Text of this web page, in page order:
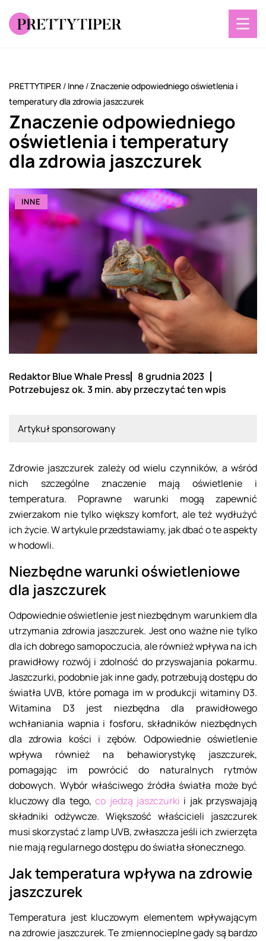
PRETTYTIPER / Inne /Znaczenie odpowiedniego oświetlenia i
temperatury dla zdrowia jaszczurek
Znaczenie odpowiedniego
oświetlenia i temperatury
dla zdrowia jaszczurek
INNE
Redaktor Blue Whale Press
8 grudnia 2023
Potrzebujesz ok. 3 min. aby przeczytać ten wpis
Artykuł sponsorowany
Zdrowie jaszczurek zależy od wielu czynników, a wśród
nich szczególne znaczenie mają oświetlenie i
temperatura. Poprawne warunki mogą zapewnić
zwierzakom nie tylko większy komfort, ale też wydłużyć
ich życie. W artykule przedstawiamy, jak dbać o te aspekty
w hodowli.
Niezbędne warunki oświetleniowe
dla jaszczurek
Odpowiednie oświetlenie jest niezbędnym warunkiem dla
utrzymania zdrowia jaszczurek. Jest ono ważne nie tylko
dla ich dobrego samopoczucia, ale również wpływa na ich
prawidłowy rozwój i zdolność do przyswajania pokarmu.
Jaszczurki, podobnie jak inne gady, potrzebują dostępu do
światła UVB, które pomaga im w produkcji witaminy D3.
Witamina D3 jest niezbędna dla prawidłowego
wchłaniania wapnia i fosforu, składników niezbędnych
dla zdrowia kości i zębów. Odpowiednie oświetlenie
wpływa również na behawiorystykę jaszczurek,
pomagając im powrócić do naturalnych rytmów
dobowych. Wybór właściwego źródła światła może być
kluczowy dla tego,co jedzą jaszczurki i jak przyswajają
składniki odżywcze. Większość właścicieli jaszczurek
musi skorzystać z lamp UVB, zwłaszcza jeśli ich zwierzęta
nie mają regularnego dostępu do światła słonecznego.
Jak temperatura wpływa na zdrowie
jaszczurek
Temperatura jest kluczowym elementem wpływającym
na zdrowie jaszczurek. Te zmiennocieplne gady są bardzo